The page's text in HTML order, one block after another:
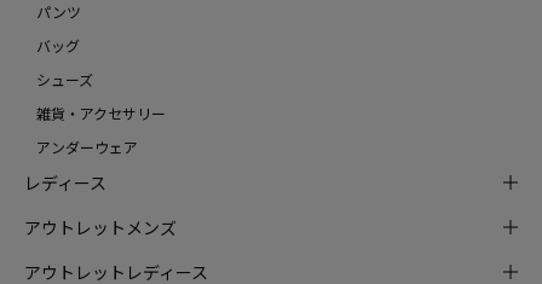
パンツ
バッグ
シューズ
雑貨・アクセサリー
アンダーウェア
レディース
アウトレットメンズ
アウトレットレディース